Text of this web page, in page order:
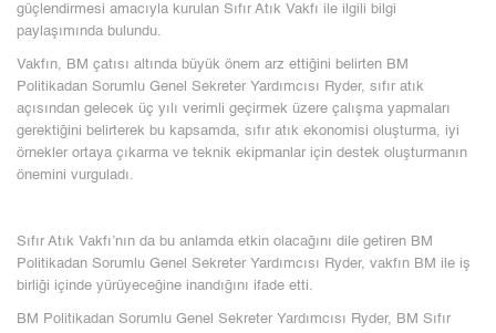
güçlendirmesi amacıyla kurulan Sıfır Atık Vakfı ile ilgili bilgi
paylaşımında bulundu.
Vakfın, BM çatısı altında büyük önem arz ettiğini belirten BM
Politikadan Sorumlu Genel Sekreter Yardımcısı Ryder, sıfır atık
açısından gelecek üç yılı verimli geçirmek üzere çalışma yapmaları
gerektiğini belirterek bu kapsamda, sıfır atık ekonomisi oluşturma, iyi
örnekler ortaya çıkarma ve teknik ekipmanlar için destek oluşturmanın
önemini vurguladı.
Sıfır Atık Vakfı’nın da bu anlamda etkin olacağını dile getiren BM
Politikadan Sorumlu Genel Sekreter Yardımcısı Ryder, vakfın BM ile iş
birliği içinde yürüyeceğine inandığını ifade etti.
BM Politikadan Sorumlu Genel Sekreter Yardımcısı Ryder, BM Sıfır